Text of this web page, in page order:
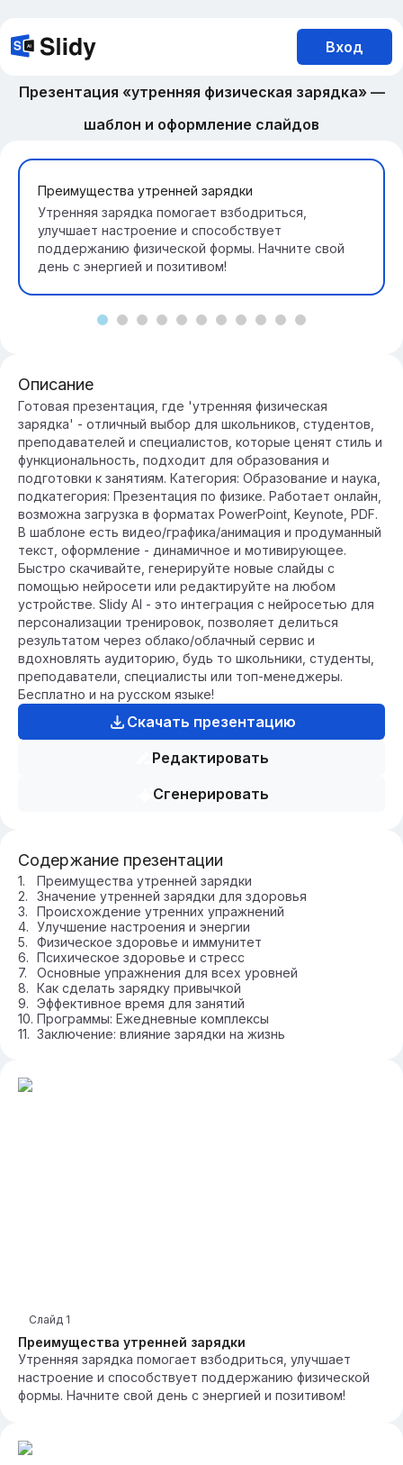
Вход
Презентация «утренняя физическая зарядка» —
шаблон и оформление слайдов
Преимущества утренней зарядки
Утренняя зарядка помогает взбодриться,
улучшает настроение и способствует
поддержанию физической формы. Начните свой
день с энергией и позитивом!
Описание
Готовая презентация, где 'утренняя физическая
зарядка' - отличный выбор для школьников, студентов,
преподавателей и специалистов, которые ценят стиль и
функциональность, подходит для образования и
подготовки к занятиям. Категория: Образование и наука,
подкатегория: Презентация по физике. Работает онлайн,
возможна загрузка в форматах PowerPoint, Keynote, PDF.
В шаблоне есть видео/графика/анимация и продуманный
текст, оформление - динамичное и мотивирующее.
Быстро скачивайте, генерируйте новые слайды с
помощью нейросети или редактируйте на любом
устройстве. Slidy AI - это интеграция с нейросетью для
персонализации тренировок, позволяет делиться
результатом через облако/облачный сервис и
вдохновлять аудиторию, будь то школьники, студенты,
преподаватели, специалисты или топ-менеджеры.
Бесплатно и на русском языке!
Скачать презентацию
Редактировать
Сгенерировать
Содержание презентации
Преимущества утренней зарядки
Значение утренней зарядки для здоровья
Происхождение утренних упражнений
Улучшение настроения и энергии
Физическое здоровье и иммунитет
Психическое здоровье и стресс
Основные упражнения для всех уровней
Как сделать зарядку привычкой
Эффективное время для занятий
Программы: Ежедневные комплексы
Заключение: влияние зарядки на жизнь
Преимущества утренней зарядки
Слайд 1
Утренняя зарядка помогает взбодриться, улучшает
настроение и способствует поддержанию физической
формы. Начните свой день с энергией и позитивом!